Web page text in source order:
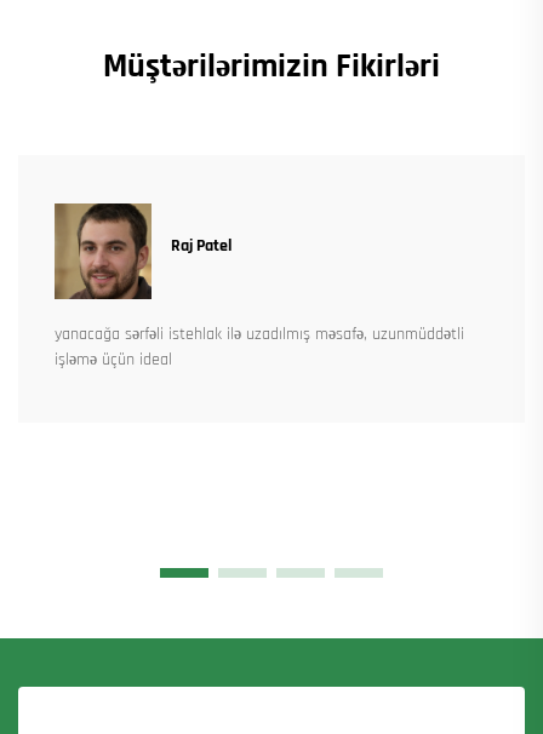
Müştərilərimizin Fikirləri
Raj Patel
yanacağa sərfəli istehlak ilə uzadılmış məsafə, uzunmüddətli
işləmə üçün ideal